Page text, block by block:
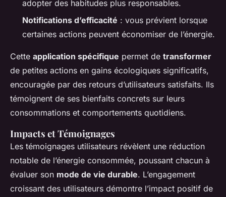
adopter des habitudes plus responsables.
Notifications d’efficacité : vous prévient lorsque
certaines actions peuvent économiser de l’énergie.
Cette application spécifique permet de transformer
de petites actions en gains écologiques significatifs,
encouragée par des retours d’utilisateurs satisfaits. Ils
témoignent de ses bienfaits concrets sur leurs
consommations et comportements quotidiens.
Impacts et Témoignages
Les témoignages utilisateurs révèlent une réduction
notable de l’énergie consommée, poussant chacun à
évaluer son mode de vie durable. L’engagement
croissant des utilisateurs démontre l’impact positif de